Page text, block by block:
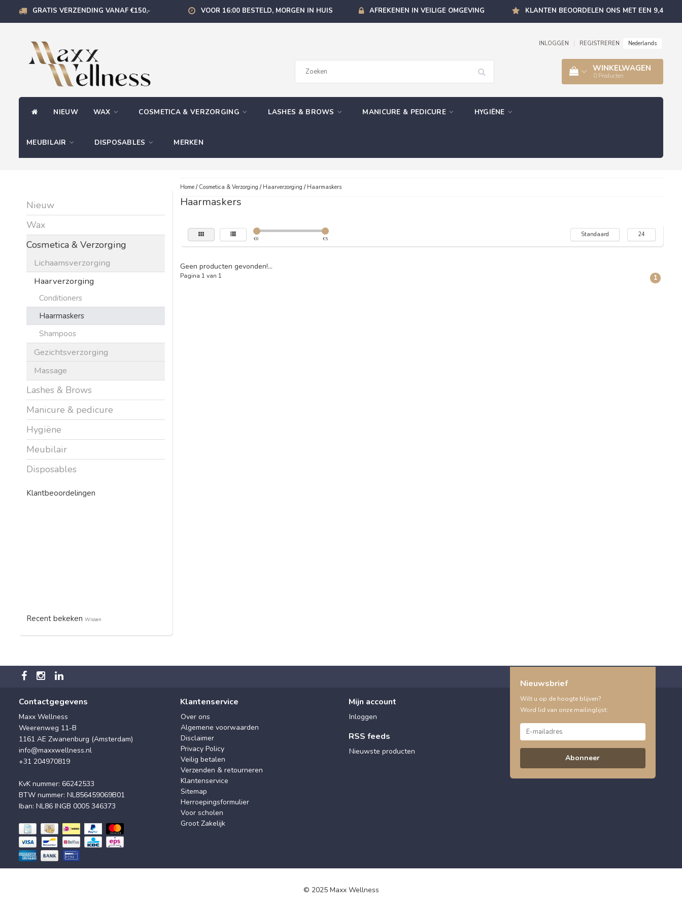
GRATIS VERZENDING VANAF €150,- VOOR 16:00 BESTELD, MORGEN IN HUIS AFREKENEN IN VEILIGE OMGEVING KLANTEN BEOORDELEN ONS MET EEN 9,4
INLOGGEN REGISTREREN Nederlands
WINKELWAGEN
0 Producten
NIEUW WAX COSMETICA & VERZORGING LASHES & BROWS MANICURE & PEDICURE HYGIËNE
MEUBILAIR DISPOSABLES MERKEN
Nieuw
Wax
Cosmetica & Verzorging
Lichaamsverzorging
Haarverzorging
Conditioners
Haarmaskers
Shampoos
Gezichtsverzorging
Massage
Lashes & Brows
Manicure & pedicure
Hygiëne
Meubilair
Disposables
Klantbeoordelingen
Recent bekeken Wissen
Home/ Cosmetica & Verzorging / Haarverzorging / Haarmaskers
Haarmaskers
€0 €5
Standaard 24
Geen producten gevonden!...
Pagina 1 van 1 1
Contactgegevens
Maxx Wellness
Weerenweg 11-B
1161 AE Zwanenburg (Amsterdam)
info@maxxwellness.nl
+31 204970819
KvK nummer: 66242533
BTW nummer: NL856459069B01
Iban: NL86 INGB 0005 346373
Klantenservice
Over ons
Algemene voorwaarden
Disclaimer
Privacy Policy
Veilig betalen
Verzenden & retourneren
Klantenservice
Sitemap
Herroepingsformulier
Voor scholen
Groot Zakelijk
Mijn account
Inloggen
RSS feeds
Nieuwste producten
Nieuwsbrief
Wilt u op de hoogte blijven?
Word lid van onze mailinglijst:
Abonneer
© 2025 Maxx Wellness